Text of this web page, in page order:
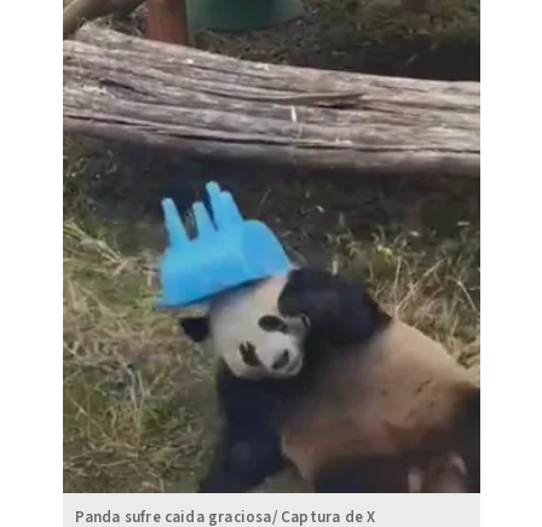
Panda sufre caida graciosa/ Captura de X